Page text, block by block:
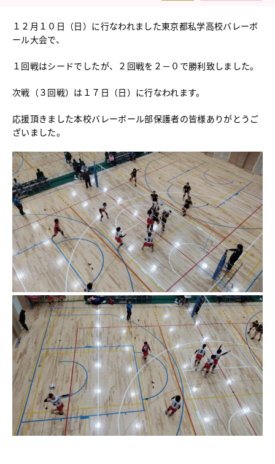
中学校
中学校教育
国際理解教育
進路サポート
中学入試関連
高等学校 Senior High School
コース紹介
アドバンストコース
総合進学コース
総合スポーツコース
高等学校教育
校内塾
ダンスパフォーマンス専攻
グローバル教育
キャリア教育
進路指導
その他の教育
高校入試関係
制服紹介
スクールライフ School Life
学校説明会・オープンスクール
１２月１０日（日）に行なわれました東京都私学高校バレーボ
ール大会で、
１回戦はシードでしたが、２回戦を２－０で勝利致しました。
次戦（３回戦）は１７日（日）に行なわれます。
応援頂きました本校バレーボール部保護者の皆様ありがとうご
ざいました。